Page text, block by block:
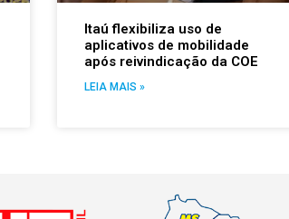
Itaú flexibiliza uso de
aplicativos de mobilidade
após reivindicação da COE
LEIA MAIS »